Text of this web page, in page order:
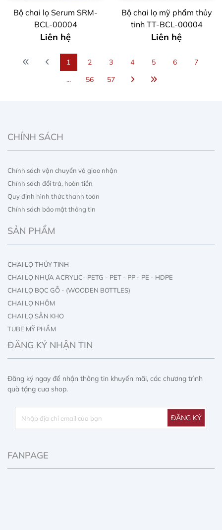
Bộ chai lọ Serum SRM-
BCL-00004
Liên hệ
Bộ chai lọ mỹ phẩm thủy
tinh TT-BCL-00004
Liên hệ
1 2 3 4 5 6
7
...
56 57
CHÍNH SÁCH
Chính sách vận chuyển và giao nhận
Chính sách đổi trả, hoàn tiền
Quy định hình thức thanh toán
Chính sách bảo mật thông tin
SẢN PHẨM
CHAI LỌ THỦY TINH
CHAI LỌ NHỰA ACRYLIC- PETG - PET - PP - PE - HDPE
CHAI LỌ BỌC GỖ - (WOODEN BOTTLES)
CHAI LỌ NHÔM
CHAI LỌ SẴN KHO
TUBE MỸ PHẨM
IN ẤN CHAI LỌ
ĐĂNG KÝ NHẬN TIN
Đăng ký ngay để nhận thông tin khuyến mãi, các chương trình
quà tặng cua shop.
FANPAGE